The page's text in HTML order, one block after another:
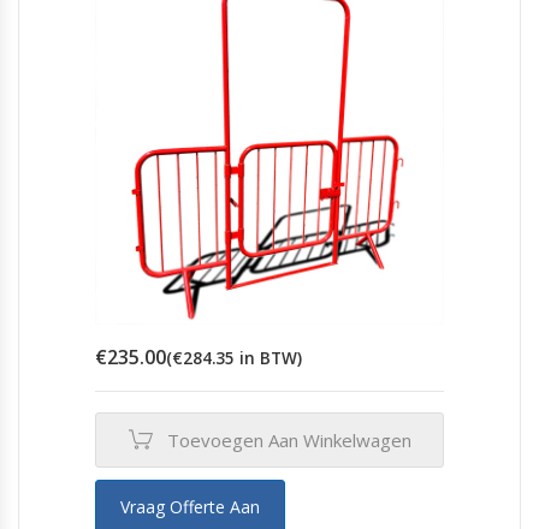
€235.00(€284.35 in BTW)
Toevoegen Aan Winkelwagen
Vraag Offerte Aan